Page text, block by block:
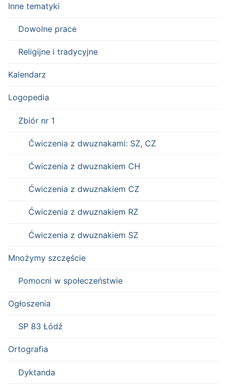
Inne tematyki
Dowolne prace
Religijne i tradycyjne
Kalendarz
Logopedia
Zbiór nr 1
Ćwiczenia z dwuznakami: SZ, CZ
Ćwiczenia z dwuznakiem CH
Ćwiczenia z dwuznakiem CZ
Ćwiczenia z dwuznakiem RZ
Ćwiczenia z dwuznakiem SZ
Mnożymy szczęście
Pomocni w społeczeństwie
Ogłoszenia
SP 83 Łódź
Ortografia
Dyktanda